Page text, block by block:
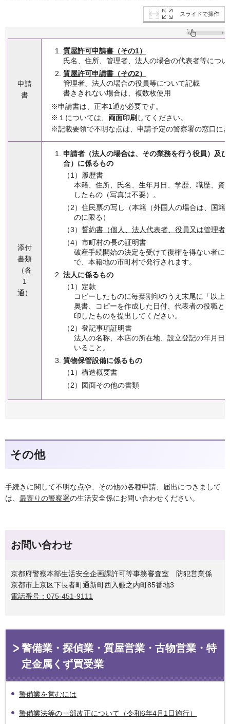
スライドで操作
申請
書
質屋許可申請書（その1）
氏名、住所、管理者、法人の場合の代表者等につ
質屋許可申請書（その2）
管理者、法人の場合の役員等について記載
書ききれない場合は、複数枚使用
※申請書は、正本1通が必要です。
※１については、 両面印刷 してください。
※記載要領で不明な点は、申請予定の警察署の窓口に
添付
書類
（各
1
通）
申請者（法人の場合は、その業務を行う役員）及
合）に係るもの
（1）履歴書
本籍、住所、氏名、生年月日、学歴、職歴、資
したもの（写真は不要）。
（2）住民票の写し（本籍（外国人の場合は、国
のに限る）
（3） 誓約書（個人、法人代表者、役員又は管理者
（4）市町村の長の証明書
破産手続開始の決定を受けて復権を得ない者に
で、本籍地の市町村で発行されます。
法人に係るもの
（1）定款
コピーしたものに毎葉割印のうえ末尾に「以上
奥書、コピーを作成した日付、代表者の役職と
印したものを提出してください。
（2）登記事項証明書
法人の名称、本店の所在地、設立登記の年月日
いること。
質物保管設備に係るもの
（1）構造概要書
（2）図面その他の書類
その他
手続きに関して不明な点や、その他の各種申請、届出につきまして
は、 最寄りの警察署の生活安全係にお問い合わせください。
お問い合わせ
京都府警察本部生活安全企画課許可等事務審査室 防犯営業係
京都市上京区下長者町通新町西入藪之内町85番地3
電話番号：075-451-9111
警備業・探偵業・質屋営業・古物営業・特
定金属くず買受業
警備業を営むには
警備業法等の一部改正について（令和6年4月1日施行）